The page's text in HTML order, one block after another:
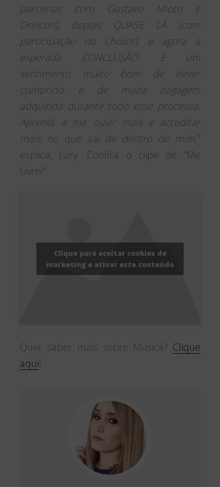
parcerias com Gustavo Mioto e
Dreicon), depois QUASE LÁ (com
participação do Choice), e agora a
esperada CONCLUSÃO. É um
sentimento muito bom de dever
cumprido, e de muita bagagem
adquirida durante todo esse processo.
Aprendi a me ouvir mais e acreditar
mais no que sai de dentro de mim.”
explica, Lary. Confira o clipe de “Me
Livrei”:
Clique para aceitar cookies de
marketing e ativar este conteúdo
Quer saber mais sobre Música? Clique
aqui!